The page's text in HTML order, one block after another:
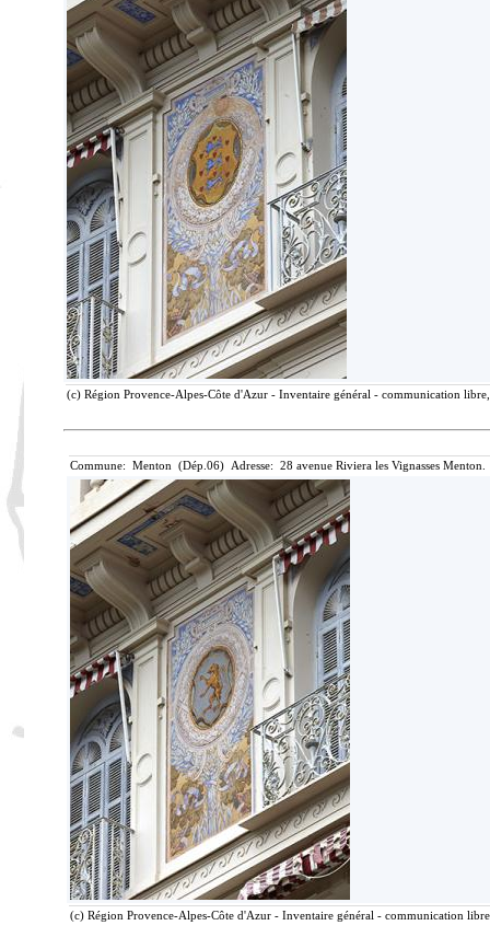
(c) Région Provence-Alpes-Côte d'Azur - Inventaire général - communication
Commune: Menton (Dép.06) Adresse: 28 avenue Riviera les Vignasses
(c) Région Provence-Alpes-Côte d'Azur - Inventaire général - communication